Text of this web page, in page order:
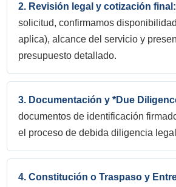
2. Revisión legal y cotización final:
solicitud, confirmamos
aplica), alcance del servicio y
presupuesto detallado.
3. Documentación y *Due
documentos de identificación
el proceso de debida diligencia
4. Constitución o Traspaso y